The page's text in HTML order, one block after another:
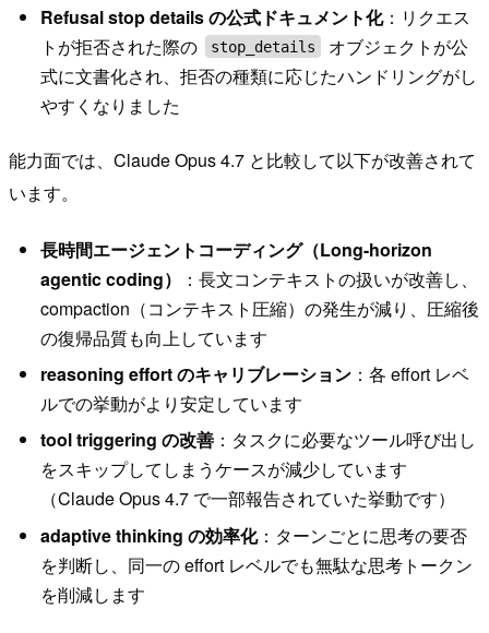
Refusal stop details の公式ドキュメント化：リクエス
トが拒否された際の
stop_details
オブジェクトが公
式に文書化され、拒否の種類に応じたハンドリングがし
やすくなりました
能力面では、Claude Opus 4.7 と比較して以下が改善されて
います。
長時間エージェントコーディング（Long-horizon
agentic coding）
：長文コンテキストの扱いが改善し、
compaction（コンテキスト圧縮）の発生が減り、圧縮後
の復帰品質も向上しています
reasoning effort のキャリブレーション：各 effort レベ
ルでの挙動がより安定しています
tool triggering の改善：タスクに必要なツール呼び出し
をスキップしてしまうケースが減少しています
（Claude Opus 4.7 で一部報告されていた挙動です）
adaptive thinking の効率化：ターンごとに思考の要否
を判断し、同一の effort レベルでも無駄な思考トークン
を削減します